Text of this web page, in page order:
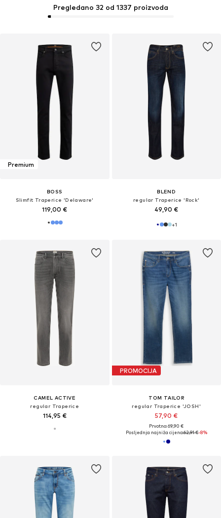
Pregledano 32 od 1337 proizvoda
Premium
BOSS
Slimfit Traperice 'Delaware'
119,00 €
BLEND
regular Traperice 'Rock'
49,90 €
+1
CAMEL ACTIVE
regular Traperice
114,95 €
PROMOCIJA
TOM TAILOR
regular Traperice 'JOSH'
57,90 €
Prvotno: 69,90 €
Posljednja najniža cijena:62,91 €-8%